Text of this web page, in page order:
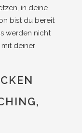
in deine
bist du bereit
werden nicht
deiner